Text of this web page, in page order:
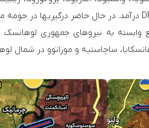
ساچاستیه و موراتوو در شمال